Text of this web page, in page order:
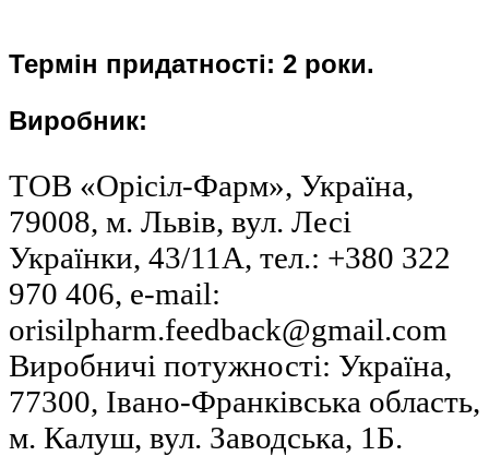
Термін придатності: 2 роки.
Виробник:
ТОВ «Орісіл-Фарм», Україна,
79008, м. Львів, вул. Лесі
Українки, 43/11А, тел.: +380 322
970 406, e-mail:
orisilpharm.feedback@gmail.com
Виробничі потужності: Україна,
77300, Івано-Франківська область,
м. Калуш, вул. Заводська, 1Б.